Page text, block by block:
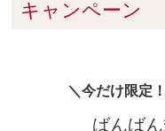
キャンペーン
＼今だけ限定
ばんば